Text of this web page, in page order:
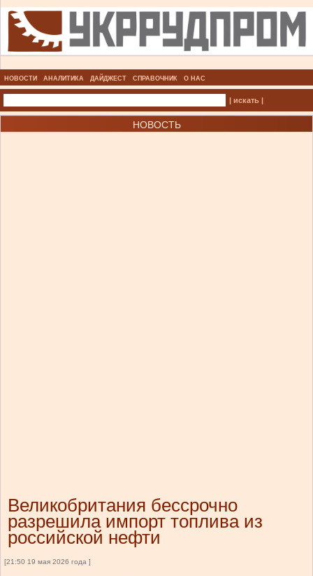
НОВОСТИ АНАЛИТИКА ДАЙДЖЕСТ СПРАВОЧНИК О НАС
| искать |
НОВОСТЬ
Великобритания бессрочно
разрешила импорт топлива из
российской нефти
[21:50 19 мая 2026 года ]